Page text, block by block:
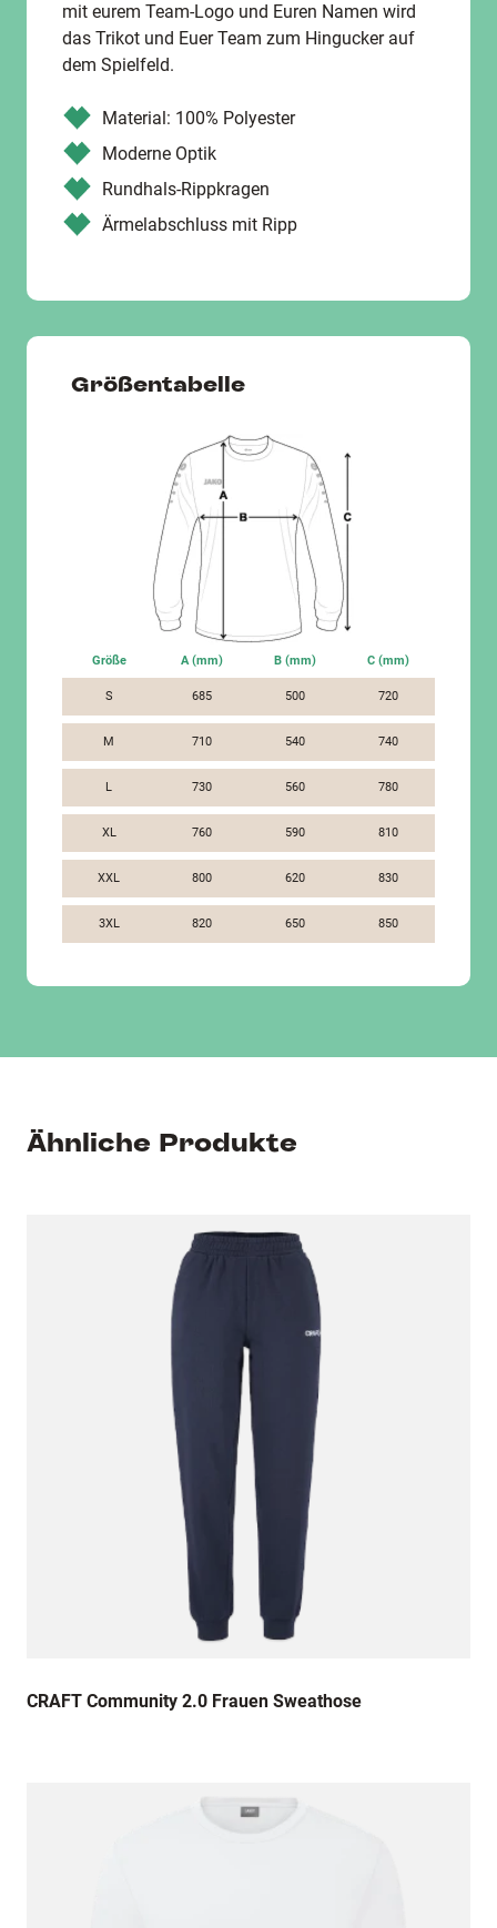
mit eurem Team-Logo und Euren Namen wird
das Trikot und Euer Team zum Hingucker auf
dem Spielfeld.
Material: 100% Polyester
Moderne Optik
Rundhals-Rippkragen
Ärmelabschluss mit Ripp
Größentabelle
Größe A (mm) B (mm) C (mm)
S 685 500 720
M 710 540 740
L 730 560 780
XL 760 590 810
XXL 800 620 830
3XL 820 650 850
Ähnliche Produkte
CRAFT Community 2.0 Frauen Sweathose